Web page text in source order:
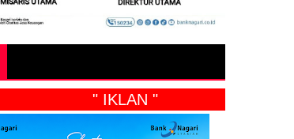
" IKLAN "